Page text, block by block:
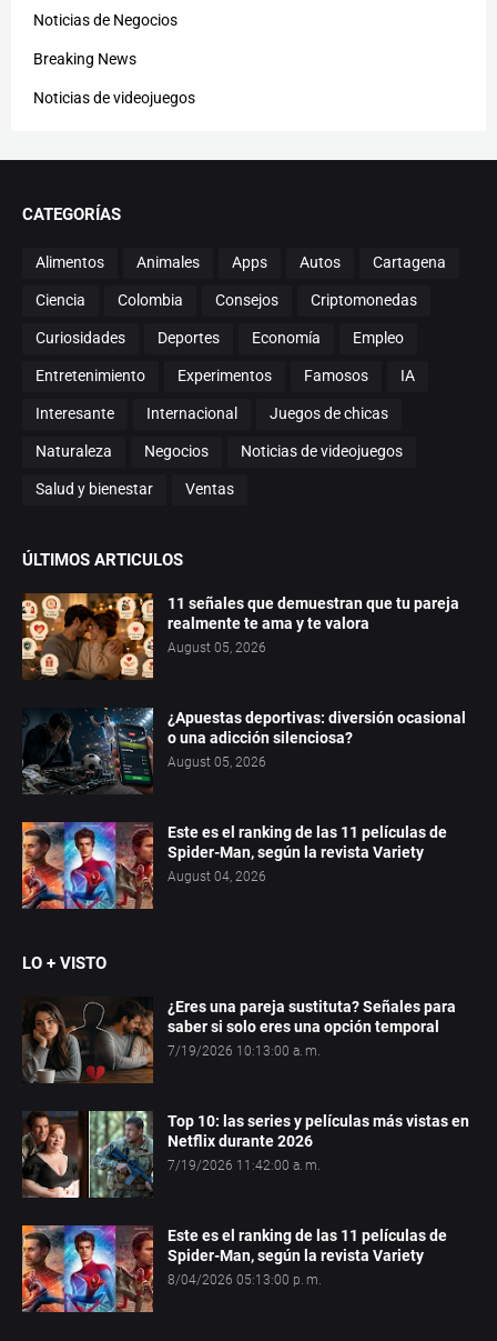
Noticias de Negocios
Breaking News
Noticias de videojuegos
CATEGORÍAS
Alimentos Animales Apps Autos Cartagena
Ciencia Colombia Consejos Criptomonedas
Curiosidades Deportes Economía Empleo
Entretenimiento Experimentos Famosos IA
Interesante Internacional Juegos de chicas
Naturaleza Negocios Noticias de videojuegos
Salud y bienestar Ventas
ÚLTIMOS ARTICULOS
11 señales que demuestran que tu pareja
realmente te ama y te valora
August 05, 2026
¿Apuestas deportivas: diversión ocasional
o una adicción silenciosa?
August 05, 2026
Este es el ranking de las 11 películas de
Spider-Man, según la revista Variety
August 04, 2026
LO + VISTO
¿Eres una pareja sustituta? Señales para
saber si solo eres una opción temporal
7/19/2026 10:13:00 a. m.
Top 10: las series y películas más vistas en
Netflix durante 2026
7/19/2026 11:42:00 a. m.
Este es el ranking de las 11 películas de
Spider-Man, según la revista Variety
8/04/2026 05:13:00 p. m.